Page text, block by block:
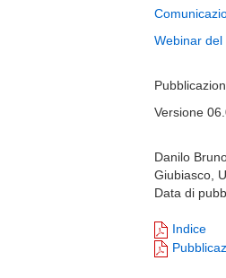
Webinar
Versione
Danilo
Giubiasco,
Data di
Indice